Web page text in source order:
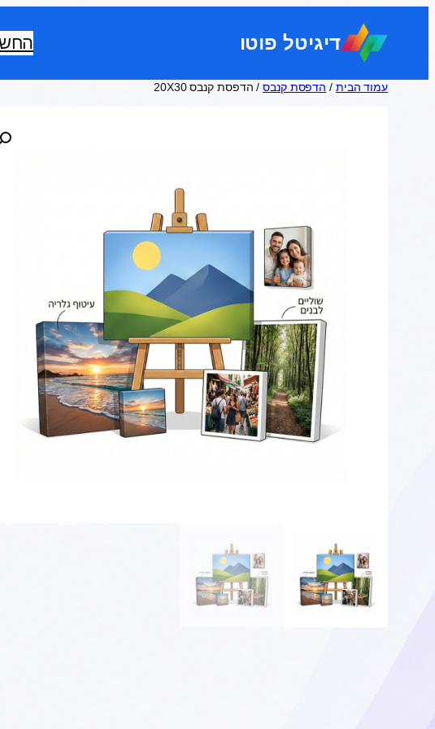
דיגיטל פוטו
עמוד הבית / הדפסת קנבס/ הדפסת קנבס 20X30